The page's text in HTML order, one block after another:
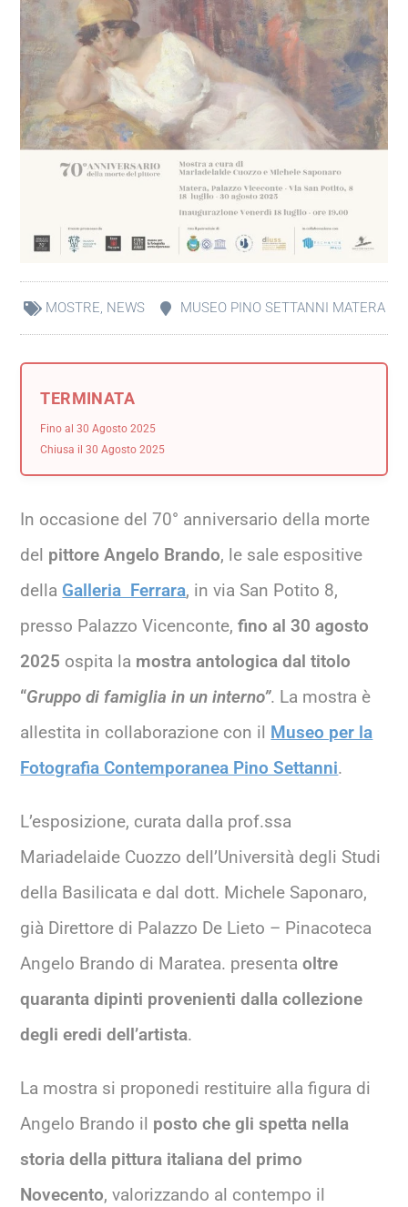
MOSTRE, NEWS MUSEO PINO SETTANNI MATERA
TERMINATA
Fino al 30 Agosto 2025
Chiusa il 30 Agosto 2025
In occasione del 70° anniversario della morte
del pittore Angelo Brando, le sale espositive
della Galleria Ferrara, in via San Potito 8,
presso Palazzo Vicenconte,fino al 30 agosto
2025 ospita la mostra antologica dal titolo
“Gruppo di famiglia in un interno”. La mostra è
allestita in collaborazione con il Museo per la
Fotografia Contemporanea Pino Settanni.
L’esposizione, curata dalla prof.ssa
Mariadelaide Cuozzo dell’Università degli Studi
della Basilicata e dal dott. Michele Saponaro,
già Direttore di Palazzo De Lieto – Pinacoteca
Angelo Brando di Maratea. presentaoltre
quaranta dipinti provenienti dalla collezione
degli eredi dell’artista.
La mostra si proponedi restituire alla figura di
Angelo Brando il posto che gli spetta nella
storia della pittura italiana del primo
Novecento, valorizzando al contempo il